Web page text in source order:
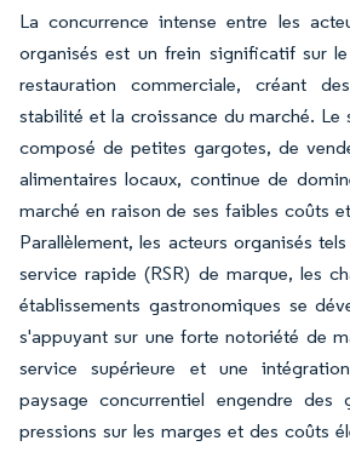
La concurrence intense entre les
organisés est un frein significatif sur
restauration commerciale, créant
stabilité et la croissance du marché. Le
composé de petites gargotes, de
alimentaires locaux, continue de
marché en raison de ses faibles coûts
Parallèlement, les acteurs organisés
service rapide (RSR) de marque, les
établissements gastronomiques se
s'appuyant sur une forte notoriété de
service supérieure et une
paysage concurrentiel engendre des
pressions sur les marges et des coûts